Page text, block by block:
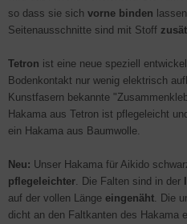
so dass sie sich vorne binden
Seitenausschnitte sind mit Stoff
Tetron ist eine neue speziell
Bodenkontakt nur wenig elektrisch
Kunstfasern bekannte
Hakama aus Tetron ist pflegeleicht
ein Hakama aus Baumwolle.
Neu: Unser Hakama für Aikido
pflegeleichter . Die Falten sind in der
auf der vollen Länge eingenäht . Die
dicht an den Faltkanten des Hakama